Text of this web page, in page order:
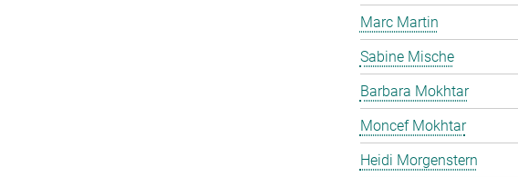
Marc Martin
Sabine Mische
Barbara Mokhtar
Moncef Mokhtar
Heidi Morgenstern